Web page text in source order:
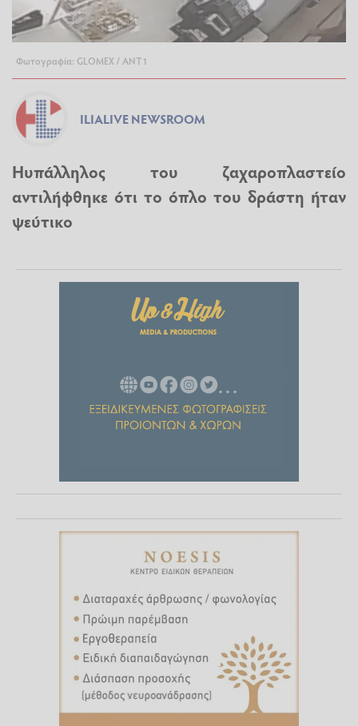
Φωτογραφία: GLOMEX / ANT1
ILIALIVE NEWSROOM
Ηυπάλληλος του ζαχαροπλαστείο
αντιλήφθηκε ότι το όπλο του δράστη ήταν
ψεύτικo